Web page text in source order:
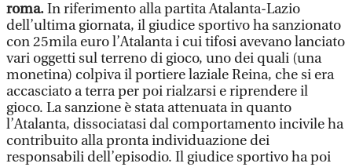
roma.In riferimento alla partita Atalanta-Lazio
dell’ultima giornata, il giudice sportivo ha sanzionato
con 25mila euro l’Atalanta i cui tifosi avevano lanciato
vari oggetti sul terreno di gioco, uno dei quali (una
monetina) colpiva il portiere laziale Reina, che si era
accasciato a terra per poi rialzarsi e riprendere il
gioco. La sanzione è stata attenuata in quanto
l’Atalanta, dissociatasi dal comportamento incivile ha
contribuito alla pronta individuazione dei
responsabili dell’episodio. Il giudice sportivo ha poi